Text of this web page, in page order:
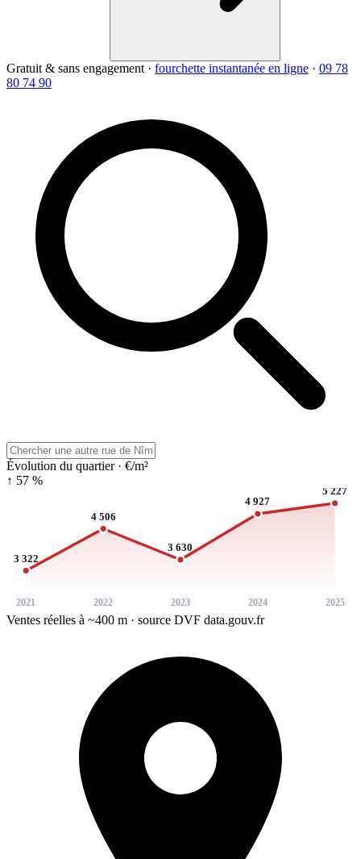
Gratuit & sans engagement · fourchette instantanée en ligne · 09 78
80 74 90
Évolution du quartier · €/m²
↑ 57 %
3 322
2021
4 506
2022
3 630
2023
4 927
2024
5 227
2025
Ventes réelles à ~400 m · source DVF data.gouv.fr